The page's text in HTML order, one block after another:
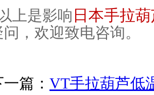
上是影响 日本手拉
问，欢迎致电咨询。
篇： VT手拉葫芦低